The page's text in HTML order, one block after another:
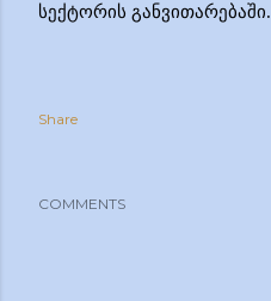
სექტორის განვითარებაში.
Share
COMMENTS